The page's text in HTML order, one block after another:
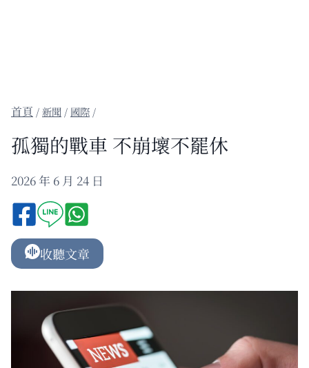
/新聞 / 國際 /
孤獨的戰車 不崩壞不罷休
2026 年 6 月 24 日
收聽文章